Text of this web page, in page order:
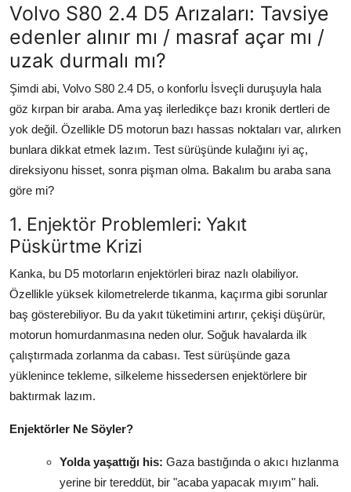
Volvo S80 2.4 D5 Arızaları: Tavsiye
edenler alınır mı / masraf açar mı /
uzak durmalı mı?
Şimdi abi, Volvo S80 2.4 D5, o konforlu İsveçli duruşuyla hala
göz kırpan bir araba. Ama yaş ilerledikçe bazı kronik dertleri de
yok değil. Özellikle D5 motorun bazı hassas noktaları var, alırken
bunlara dikkat etmek lazım. Test sürüşünde kulağını iyi aç,
direksiyonu hisset, sonra pişman olma. Bakalım bu araba sana
göre mi?
1. Enjektör Problemleri: Yakıt
Püskürtme Krizi
Kanka, bu D5 motorların enjektörleri biraz nazlı olabiliyor.
Özellikle yüksek kilometrelerde tıkanma, kaçırma gibi sorunlar
baş gösterebiliyor. Bu da yakıt tüketimini artırır, çekişi düşürür,
motorun homurdanmasına neden olur. Soğuk havalarda ilk
çalıştırmada zorlanma da cabası. Test sürüşünde gaza
yüklenince tekleme, silkeleme hissedersen enjektörlere bir
baktırmak lazım.
Enjektörler Ne Söyler?
Yolda yaşattığı his: Gaza bastığında o akıcı hızlanma
yerine bir tereddüt, bir "acaba yapacak mıyım" hali.